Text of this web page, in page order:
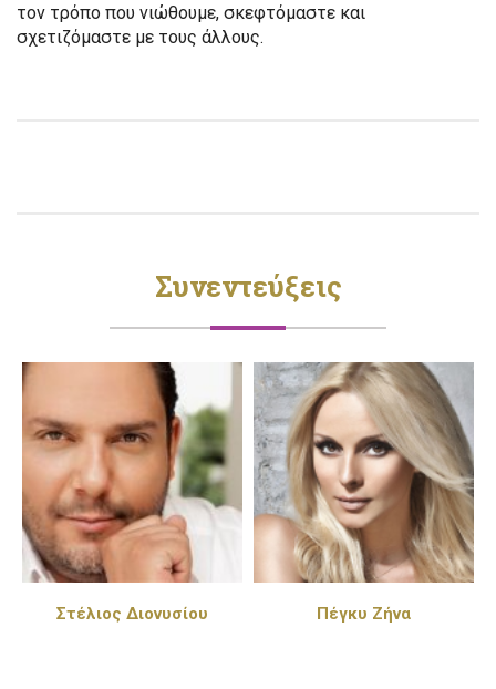
τον τρόπο που νιώθουμε, σκεφτόμαστε και
σχετιζόμαστε με τους άλλους.
Συνεντεύξεις
Στέλιος Διονυσίου Πέγκυ Ζήνα